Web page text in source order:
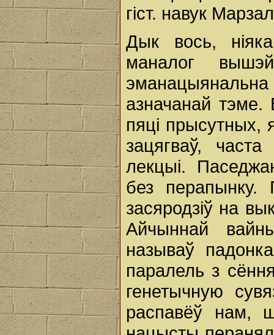
гіст. навук
Дык вось,
маналог
азначанай тэме.
пяці прысутных,
зацягваў,
лекцыі.
без перапынку.
засяродзіў на
Айчыннай
называў
паралель з
генетычную
распавёў нам,